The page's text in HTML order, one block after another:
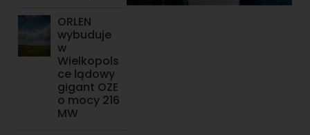
ORLEN
wybuduje
w
Wielkopols
ce lądowy
gigant OZE
o mocy 216
MW